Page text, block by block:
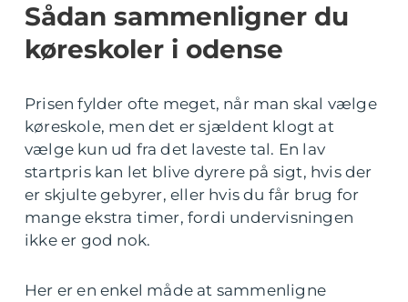
Sådan sammenligner du
køreskoler i odense
Prisen fylder ofte meget, når man skal vælge
køreskole, men det er sjældent klogt at
vælge kun ud fra det laveste tal. En lav
startpris kan let blive dyrere på sigt, hvis der
er skjulte gebyrer, eller hvis du får brug for
mange ekstra timer, fordi undervisningen
ikke er god nok.
Her er en enkel måde at sammenligne